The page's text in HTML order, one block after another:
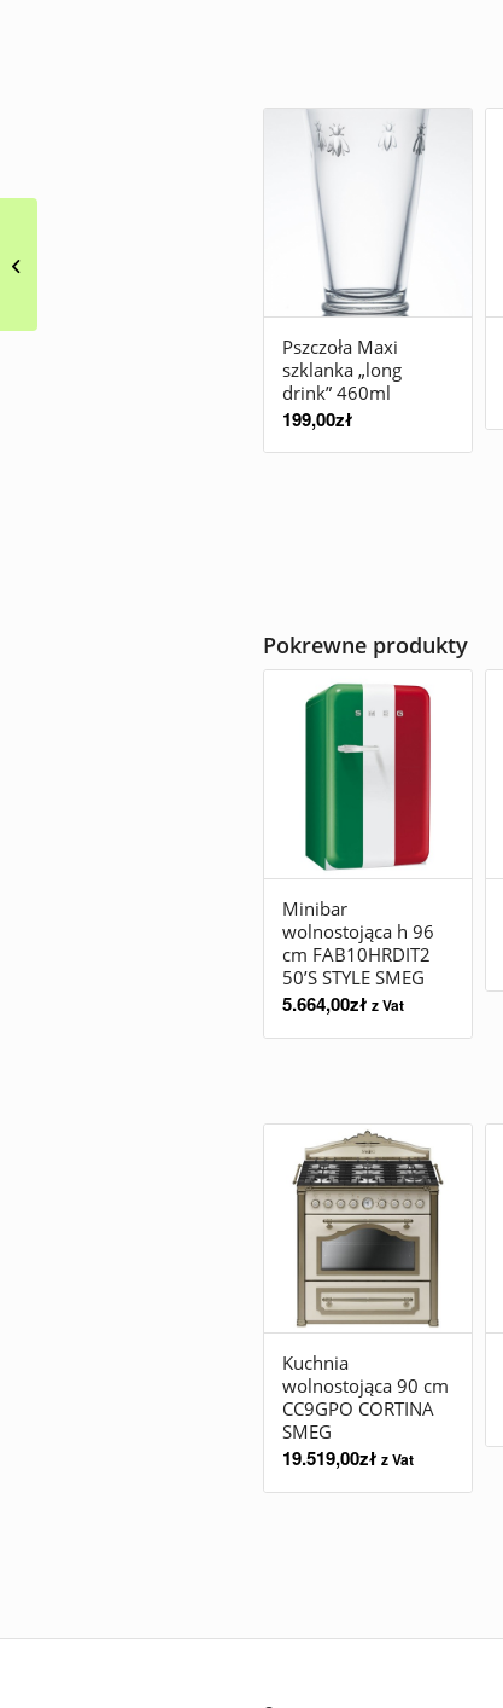
Pszczoła Maxi
szklanka „long
drink” 460ml
199,00zł
Pokrewne produkty
Minibar
wolnostojąca h 96
cm FAB10HRDIT2
50’S STYLE SMEG
5.664,00zł z Vat
Kuchnia
wolnostojąca 90 cm
CC9GPO CORTINA
SMEG
19.519,00zł z Vat